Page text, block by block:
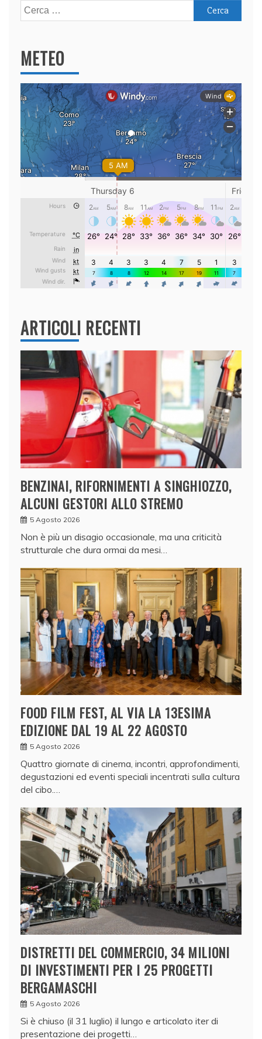
Ricerca
per:
METEO
ARTICOLI RECENTI
BENZINAI, RIFORNIMENTI A SINGHIOZZO,
ALCUNI GESTORI ALLO STREMO
5 Agosto 2026
Non è più un disagio occasionale, ma una criticità
strutturale che dura ormai da mesi…
FOOD FILM FEST, AL VIA LA 13ESIMA
EDIZIONE DAL 19 AL 22 AGOSTO
5 Agosto 2026
Quattro giornate di cinema, incontri, approfondimenti,
degustazioni ed eventi speciali incentrati sulla cultura
del cibo.…
DISTRETTI DEL COMMERCIO, 34 MILIONI
DI INVESTIMENTI PER I 25 PROGETTI
BERGAMASCHI
5 Agosto 2026
Si è chiuso (il 31 luglio) il lungo e articolato iter di
presentazione dei progetti…